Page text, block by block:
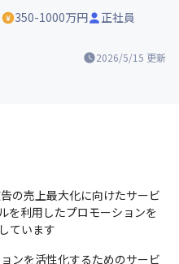
2026/5/15 更新
350-1000万円 正社員
の売上最大化に向けたサービ
を利用したプロモーションを
ています
ンを活性化するためのサービ